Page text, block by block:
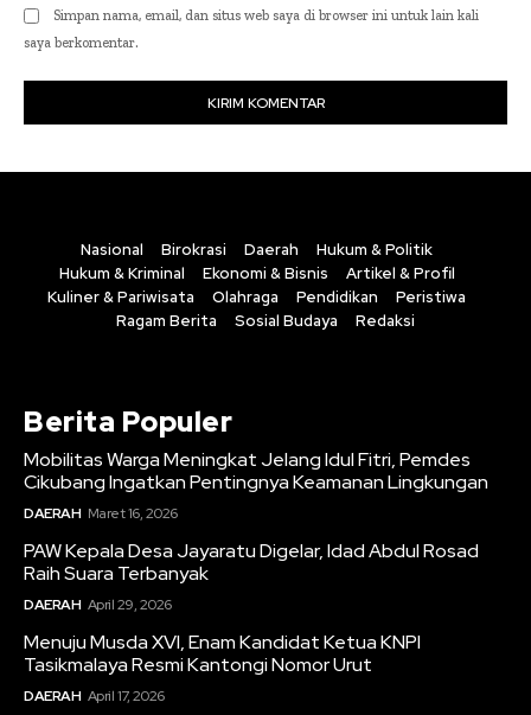
Simpan nama, email, dan situs web saya di browser ini untuk lain kali
saya berkomentar.
Nasional Birokrasi Daerah
Hukum & Politik
Hukum & Kriminal
Ekonomi & Bisnis
Artikel & Profil
Kuliner & Pariwisata
Olahraga Pendidikan
Peristiwa
Ragam Berita
Sosial Budaya Redaksi
Berita Populer
Mobilitas Warga Meningkat Jelang Idul Fitri, Pemdes
Cikubang Ingatkan Pentingnya Keamanan Lingkungan
DAERAH Maret 16, 2026
PAW Kepala Desa Jayaratu Digelar, Idad Abdul Rosad
Raih Suara Terbanyak
DAERAH April 29, 2026
Menuju Musda XVI, Enam Kandidat Ketua KNPI
Tasikmalaya Resmi Kantongi Nomor Urut
DAERAH April 17, 2026